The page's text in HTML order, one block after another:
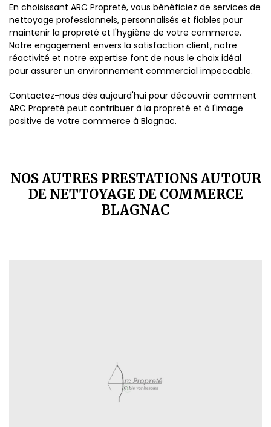
En choisissant ARC Propreté, vous bénéficiez de services de
nettoyage professionnels, personnalisés et fiables pour
maintenir la propreté et l'hygiène de votre commerce.
Notre engagement envers la satisfaction client, notre
réactivité et notre expertise font de nous le choix idéal
pour assurer un environnement commercial impeccable.
Contactez-nous dès aujourd'hui pour découvrir comment
ARC Propreté peut contribuer à la propreté et à l'image
positive de votre commerce à Blagnac.
NOS AUTRES PRESTATIONS AUTOUR
DE NETTOYAGE DE COMMERCE
BLAGNAC